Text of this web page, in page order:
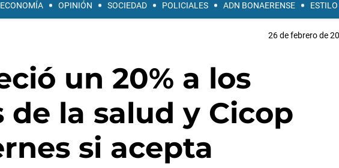
ECONOMÍA OPINIÓN SOCIEDAD POLICIALES ADN BONAERENSE
26 de febrero de
un 20% a los
de la salud y Cicop
si acepta